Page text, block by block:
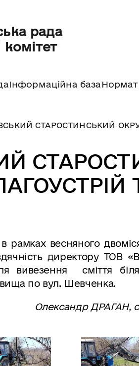
рада
комітет
Інформаційна база
СТАРОСТИНСЬКИЙ
рамках весняного
директору ТОВ
вивезення
сміття
по вул. Шевченка.
Олександр ДРАГАН,